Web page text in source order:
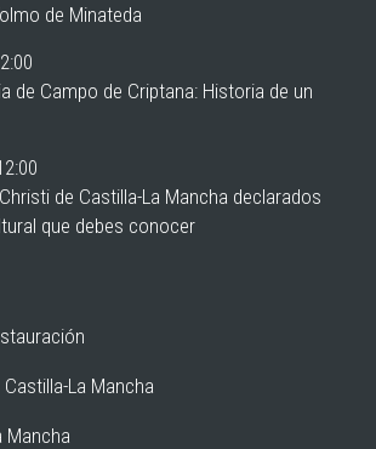
de Minateda
de Campo de Criptana: Historia de un
de Castilla-La Mancha declarados
que debes conocer
La Mancha
Mancha